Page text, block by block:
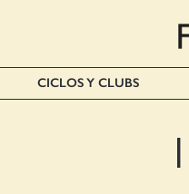
CICLOS Y CLUBS